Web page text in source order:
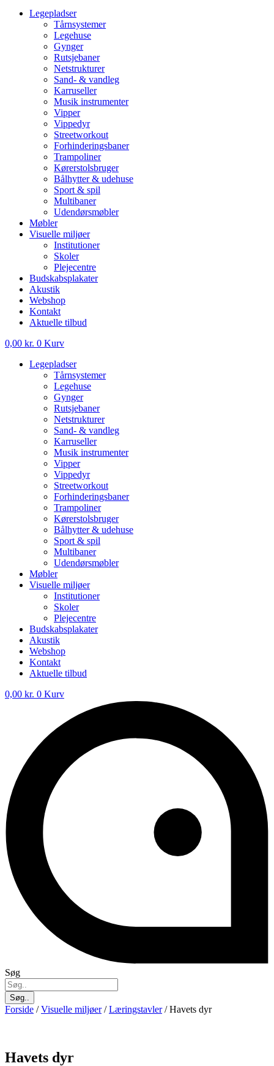
Legepladser
Tårnsystemer
Legehuse
Gynger
Rutsjebaner
Netstrukturer
Sand- & vandleg
Karruseller
Musik instrumenter
Vipper
Vippedyr
Streetworkout
Forhinderingsbaner
Trampoliner
Kørerstolsbruger
Bålhytter & udehuse
Sport & spil
Multibaner
Udendørsmøbler
Møbler
Visuelle miljøer
Institutioner
Skoler
Plejecentre
Budskabsplakater
Akustik
Webshop
Kontakt
Aktuelle tilbud
0,00 kr. 0 Kurv
Legepladser
Tårnsystemer
Legehuse
Gynger
Rutsjebaner
Netstrukturer
Sand- & vandleg
Karruseller
Musik instrumenter
Vipper
Vippedyr
Streetworkout
Forhinderingsbaner
Trampoliner
Kørerstolsbruger
Bålhytter & udehuse
Sport & spil
Multibaner
Udendørsmøbler
Møbler
Visuelle miljøer
Institutioner
Skoler
Plejecentre
Budskabsplakater
Akustik
Webshop
Kontakt
Aktuelle tilbud
0,00 kr. 0 Kurv
Søg
Søg..
Forside /Visuelle miljøer/Læringstavler/ Havets dyr
Havets dyr